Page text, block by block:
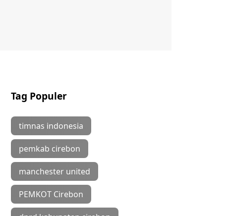
Tag Populer
timnas indonesia
pemkab cirebon
manchester united
PEMKOT Cirebon